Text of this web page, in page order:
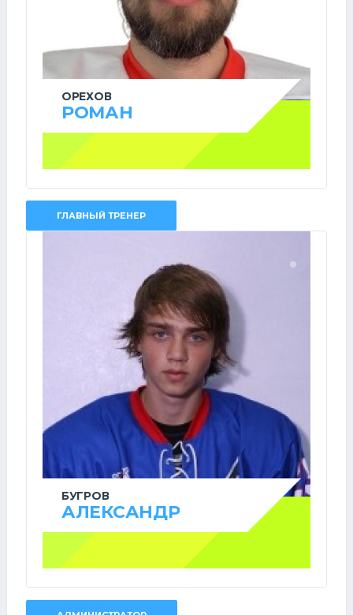
ОРЕХОВ
РОМАН
ГЛАВНЫЙ ТРЕНЕР
БУГРОВ
АЛЕКСАНДР